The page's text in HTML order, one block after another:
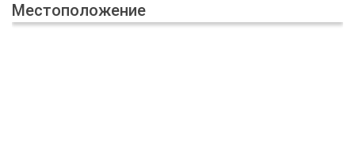
Местоположение